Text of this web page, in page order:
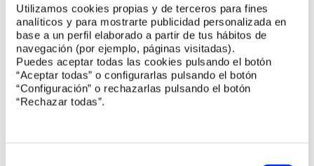
Utilizamos cookies propias y de terceros para fines
analíticos y para mostrarte publicidad personalizada en
base a un perfil elaborado a partir de tus hábitos de
navegación (por ejemplo, páginas visitadas).
Puedes aceptar todas las cookies pulsando el botón
“Aceptar todas” o configurarlas pulsando el botón
“Configuración” o rechazarlas pulsando el botón
“Rechazar todas”.
herramienta para los pliegos de contratación, dirigido a los
profesionales de la Administración pública que elaboran
pliegos. Esta formación facilita la adquisición de la
competencia 13 Especificaciones técnicas del nuevo marco
europeo de competencias para los profesionales de la
contratación pública. Y es que, la legislación de contratación
pública promueve el uso de normas técnicas, etiquetas y
acreditación para definir las especificaciones técnicas en los